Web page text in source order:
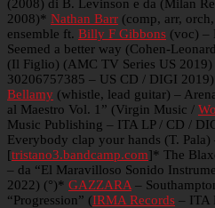
(2008) di B. Levinson e da (Milan
2008)* Nathan Barr (comp, arr,
ensemble ft. Billy F Gibbons (voc) –
Seemed a better way (Cohen-
(Il Figlio) (AMC TV Series US 2019)
30206757385 – US CD / DIGI
Bellamy (whistle, lead guitar) –
al Maestro Vol. 1” (Virgin Music /
Music Publishing – ITA LP / CD /
Everybody clap your hands (T.
[tristano3.bandcamp.com]* The
– da “El Maravilloso Sonido
2022) (°)* GAZZARA –
“Progression” (IRMA Records – ITA